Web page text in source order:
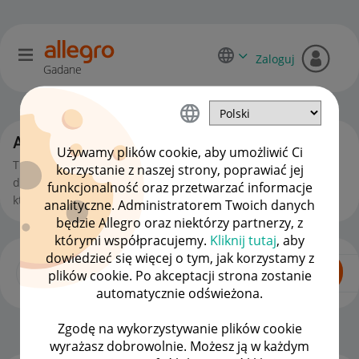
Używamy plików cookie, aby umożliwić Ci
korzystanie z naszej strony, poprawiać jej
funkcjonalność oraz przetwarzać informacje
analityczne. Administratorem Twoich danych
będzie Allegro oraz niektórzy partnerzy, z
którymi współpracujemy. Kliknij tutaj, aby
dowiedzieć się więcej o tym, jak korzystamy z
plików cookie. Po akceptacji strona zostanie
automatycznie odświeżona.
Zgodę na wykorzystywanie plików cookie
wyrażasz dobrowolnie. Możesz ją w każdym
Gadane
Zaloguj
Allegro Delivery
Tutaj zadasz pytania, poznasz odpowiedzi i wymienisz się
doświadczeniami na temat Allegro Delivery - programu w
którym to my odpowiadamy za cały proces dostawy.
Strona Główna OPCJE